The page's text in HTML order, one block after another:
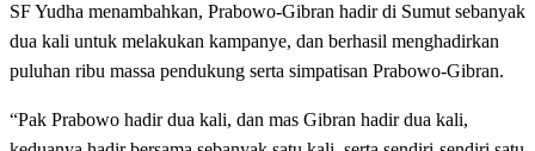
SF Yudha menambahkan, Prabowo-Gibran hadir di Sumut sebanyak
dua kali untuk melakukan kampanye, dan berhasil menghadirkan
puluhan ribu massa pendukung serta simpatisan Prabowo-Gibran.
“Pak Prabowo hadir dua kali, dan mas Gibran hadir dua kali,